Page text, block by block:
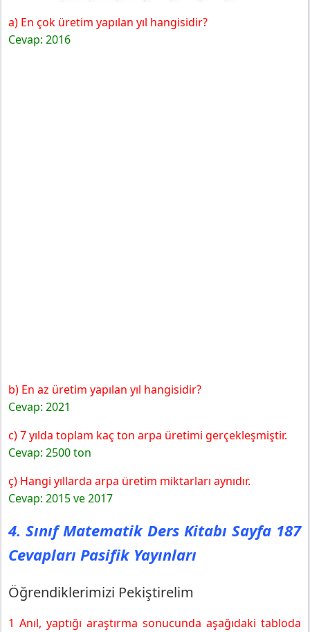
a) En çok üretim yapılan yıl hangisidir?
Cevap: 2016
b) En az üretim yapılan yıl hangisidir?
Cevap: 2021
c) 7 yılda toplam kaç ton arpa üretimi gerçekleşmiştir.
Cevap: 2500 ton
ç) Hangi yıllarda arpa üretim miktarları aynıdır.
Cevap: 2015 ve 2017
4. Sınıf Matematik Ders Kitabı Sayfa 187
Cevapları Pasifik Yayınları
Öğrendiklerimizi Pekiştirelim
1 Anıl, yaptığı araştırma sonucunda aşağıdaki tabloda